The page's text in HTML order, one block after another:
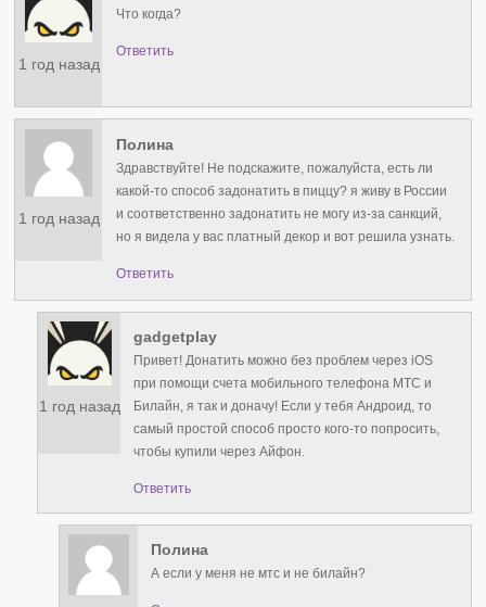
1 год назад
Что когда?
Ответить
1 год назад
Полина
Здравствуйте! Не подскажите, пожалуйста, есть ли
какой-то способ задонатить в пиццу? я живу в России
и соответственно задонатить не могу из-за санкций,
но я видела у вас платный декор и вот решила узнать.
Ответить
1 год назад
gadgetplay
Привет! Донатить можно без проблем через iOS
при помощи счета мобильного телефона МТС и
Билайн, я так и доначу! Если у тебя Андроид, то
самый простой способ просто кого-то попросить,
чтобы купили через Айфон.
Ответить
Полина
А если у меня не мтс и не билайн?